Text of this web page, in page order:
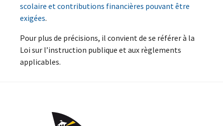
scolaire et contributions financières pouvant être
exigées.
Pour plus de précisions, il convient de se référer à la
Loi sur l’instruction publique et aux règlements
applicables.